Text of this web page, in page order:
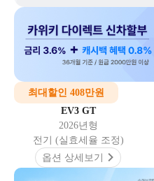
최대할인 408만원
EV3 GT
2026년형
전기 (실효세율 조정)
옵션 상세보기